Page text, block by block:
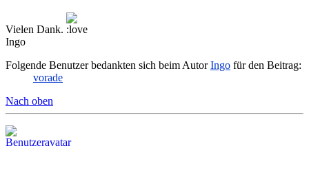
Vielen Dank.
Ingo
Folgende Benutzer bedankten sich beim AutorIngo für den Beitrag:
vorade
Nach oben